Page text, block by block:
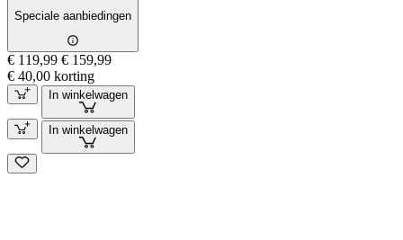
Speciale aanbiedingen
€ 119,99 € 159,99
€ 40,00 korting
In winkelwagen
In winkelwagen